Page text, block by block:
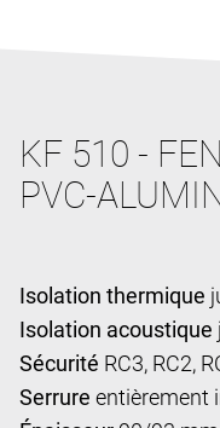
KF 510 -
PVC-
Isolation thermique
Isolation acoustique
Sécurité RC3, RC2,
Serrure entièrement